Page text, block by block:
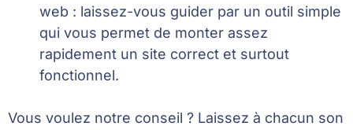
web : laissez-vous guider par un outil simple
qui vous permet de monter assez
rapidement un site correct et surtout
fonctionnel.
Vous voulez notre conseil ? Laissez à chacun son